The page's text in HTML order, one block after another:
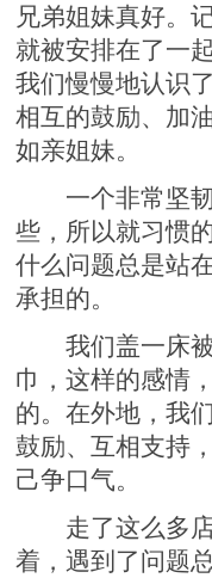
兄弟姐妹真好。
就被安排在了一
我们慢慢地认识
相互的鼓励、加
如亲姐妹。
一个非常坚
些，所以就习惯
什么问题总是站
承担的。
我们盖一床
巾，这样的感情
的。在外地，我
鼓励、互相支持
己争口气。
走了这么多
着，遇到了问题